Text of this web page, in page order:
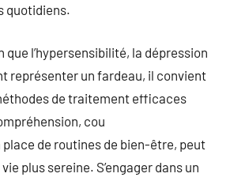
quotidiens.
que l’hypersensibilité, la dépression
représenter un fardeau, il convient
de traitement efficaces
cou
place de routines de bien-être, peut
plus sereine. S’engager dans un